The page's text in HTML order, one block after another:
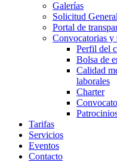
Galerías
Solicitud General
Portal de
Convocatorias y
Perfil del
Bolsa de
Calidad
laborales
Charter
Tarifas
Servicios
Eventos
Contacto